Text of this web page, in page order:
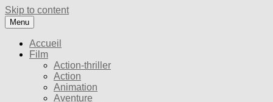
Skip to content
Menu
Accueil
Film
Action-thriller
Action
Animation
Aventure